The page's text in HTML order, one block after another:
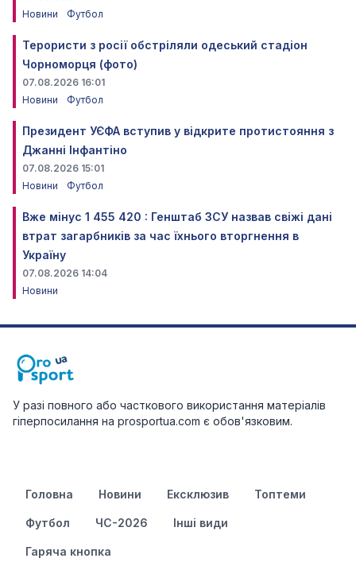
Новини
Футбол
Терористи з росії обстріляли одеський стадіон
Чорноморця (фото)
07.08.2026 16:01
Новини
Футбол
Президент УЄФА вступив у відкрите протистояння з
Джанні Інфантіно
07.08.2026 15:01
Новини
Футбол
Вже мінус 1 455 420 : Генштаб ЗСУ назвав свіжі дані
втрат загарбників за час їхнього вторгнення в
Україну
07.08.2026 14:04
Новини
У разі повного або часткового використання матеріалів
гіперпосилання на prosportua.com є обов'язковим.
Головна Новини Ексклюзив Топтеми
Футбол ЧС-2026 Інші види
Гаряча кнопка